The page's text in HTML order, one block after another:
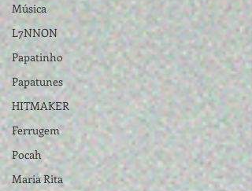
Música
L7NNON
Papatinho
Papatunes
HITMAKER
Ferrugem
Pocah
Maria Rita